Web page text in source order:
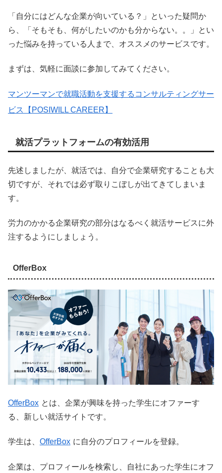
「自分にはどんな企業が向いている？」といった疑問か
ら、「そもそも、何がしたいのかも分からない。。」とい
った悩みを持っている人まで、オススメのサービスです。
まずは、気軽に面談に参加してみてください。
マンツーマンで就職活動を支援するコンサルティングサー
ビス【POSIWILL CAREER】
就活プラットフォームの有効活用
先述しましたが、就活では、自分で企業研究することも大
切ですが、それでは必ず取りこぼしが出てきてしまいま
す。
労力のかかる企業研究の部分はなるべく就活サービスに外
注するようにしましょう。
OfferBox
OfferBox とは、企業が興味を持った学生にオファーす
る、新しい就活サイトです。
学生は、 OfferBox に自分のプロフィールを登録。
企業は、プロフィールを検索し、自社にあった学生にオフ